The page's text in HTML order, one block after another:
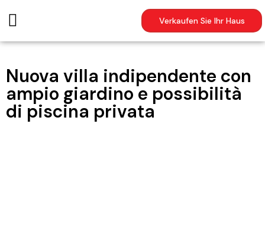
Verkaufen Sie Ihr Haus
Nuova villa indipendente con
ampio giardino e possibilità
di piscina privata